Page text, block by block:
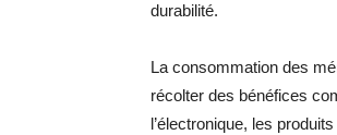
durabilité.
La consommation des
récolter des bénéfices
l’électronique, les